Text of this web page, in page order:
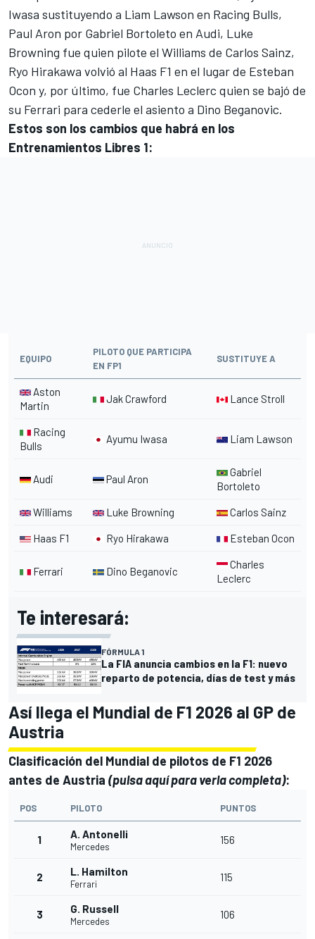
Iwasa sustituyendo a Liam Lawson en Racing Bulls,
Paul Aron por Gabriel Bortoleto en Audi, Luke
Browning fue quien pilote el Williams de Carlos Sainz,
Ryo Hirakawa volvió al Haas F1 en el lugar de Esteban
Ocon y, por último, fue Charles Leclerc quien se bajó de
su Ferrari para cederle el asiento a Dino Beganovic.
Estos son los cambios que habrá en los
Entrenamientos Libres 1:
EQUIPO
PILOTO QUE PARTICIPA
EN FP1
SUSTITUYE A
Aston
Martin
Jak Crawford Lance Stroll
Racing
Bulls
Ayumu Iwasa Liam Lawson
Audi Paul Aron
Gabriel
Bortoleto
Williams Luke Browning Carlos Sainz
Haas F1 Ryo Hirakawa Esteban Ocon
Ferrari Dino Beganovic
Charles
Leclerc
Te interesará:
FÓRMULA 1
La FIA anuncia cambios en la F1: nuevo
reparto de potencia, días de test y más
Así llega el Mundial de F1 2026 al GP de
Austria
Clasificación del Mundial de pilotos de F1 2026
antes de Austria (pulsa aquí para verla completa):
POS PILOTO PUNTOS
1 A. Antonelli
Mercedes
156
2 L. Hamilton
Ferrari
115
3 G. Russell
Mercedes
106